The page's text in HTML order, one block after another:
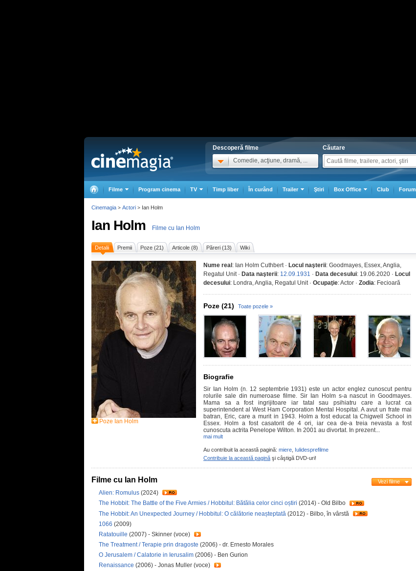
Descoperă filme
Comedie, acţiune, dramă, ...
Căutare
Filme Program cinema TV Timp liber În curând Trailer Ştiri Box Office Club Forum
Ian Holm Filme cu Ian Holm
Detalii Premii Poze (21) Articole (8) Păreri (13) Wiki
Poze Ian Holm
Nume real : Ian Holm Cuthbert · Locul naşterii: Goodmayes, Essex, Anglia,
Regatul Unit · Data naşterii: 12.09.1931 · Data decesului: 19.06.2020 · Locul
decesului: Londra, Anglia, Regatul Unit · Ocupaţie: Actor · Zodia: Fecioară
Poze (21) Toate pozele »
Biografie
Sir Ian Holm (n. 12 septembrie 1931) este un actor englez cunoscut pentru
rolurile sale din numeroase filme. Sir Ian Holm s-a nascut in Goodmayes.
Mama sa a fost ingrijitoare iar tatal sau psihiatru care a lucrat ca
superintendent al West Ham Corporation Mental Hospital. A avut un frate mai
batran, Eric, care a murit in 1943. Holm a fost educat la Chigwell School in
Essex. Holm a fost casatorit de 4 ori, iar cea de-a treia nevasta a fost
cunoscuta actrita Penelope Wilton. In 2001 au divortat. In prezent...
mai mult
Au contribuit la această pagină: miere Iulidesprefilme
Contribuie la această pagină şi câştigă DVD-uri!
Filme cu Ian Holm Vezi filme
Alien: Romulus (2024)
The Hobbit: The Battle of the Five Armies / Hobbitul: Bătălia celor cinci oștiri (2014) - Old Bilbo
The Hobbit: An Unexpected Journey / Hobbitul: O călătorie neașteptată (2012) - Bilbo, în vârstă
1066 (2009)
Ratatouille (2007) - Skinner (voce)
The Treatment / Terapie prin dragoste (2006) - dr. Ernesto Morales
O Jerusalem / Calatorie in Ierusalim (2006) - Ben Gurion
Renaissance (2006) - Jonas Muller (voce)
Cinemagia > Actori > Ian Holm